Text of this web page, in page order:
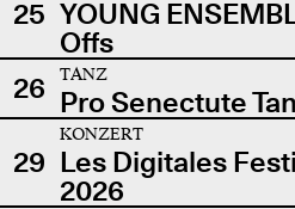
25 YOUNG
Offs
26
TANZ
Pro Senectute
29
KONZERT
Les Digitales
2026